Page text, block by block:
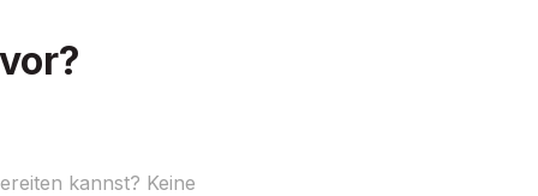
kannst? Keine